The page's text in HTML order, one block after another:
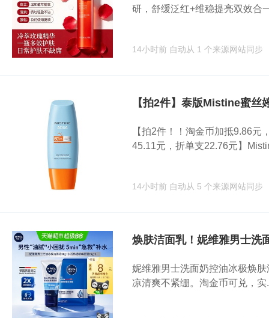
研，舒缓泛红+维稳提亮双效合
14小时前 自动从 1 个来源网站同步
【拍2件】泰版Mistine蜜丝
【拍2件！！淘金币加抵9.86
45.11元，折单支22.76元】
14小时前 自动从 5 个来源网站同步
焕肤洁面乳！妮维雅男士洗
妮维雅男士洗面奶控油冰极焕
凉清爽不紧绷。淘金币可兑，实